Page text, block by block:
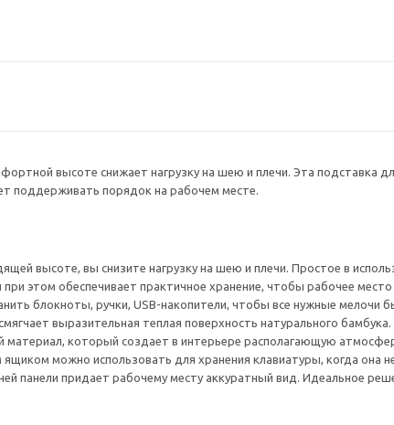
высоте снижает нагрузку на шею и плечи. Эта подставка
поддерживать порядок на рабочем месте.
высоте, вы снизите нагрузку на шею и плечи. Простое в
при этом обеспечивает практичное хранение, чтобы рабочее
блокноты, ручки, USB-накопители, чтобы все нужные мелочи
выразительная теплая поверхность натурального бамбука.
который создает в интерьере располагающую
можно использовать для хранения клавиатуры, когда она
панели придает рабочему месту аккуратный вид. Идеальное